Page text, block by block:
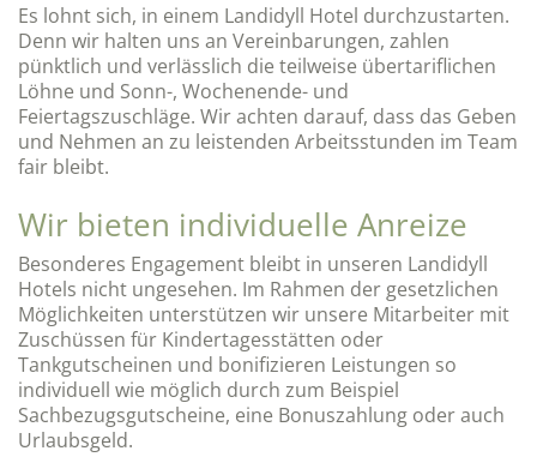
Es lohnt sich, in einem Landidyll Hotel durchzustarten.
Denn wir halten uns an Vereinbarungen, zahlen
pünktlich und verlässlich die teilweise übertariflichen
Löhne und Sonn-, Wochenende- und
Feiertagszuschläge. Wir achten darauf, dass das Geben
und Nehmen an zu leistenden Arbeitsstunden im Team
fair bleibt.
Wir bieten individuelle Anreize
Besonderes Engagement bleibt in unseren Landidyll
Hotels nicht ungesehen. Im Rahmen der gesetzlichen
Möglichkeiten unterstützen wir unsere Mitarbeiter mit
Zuschüssen für Kindertagesstätten oder
Tankgutscheinen und bonifizieren Leistungen so
individuell wie möglich durch zum Beispiel
Sachbezugsgutscheine, eine Bonuszahlung oder auch
Urlaubsgeld.